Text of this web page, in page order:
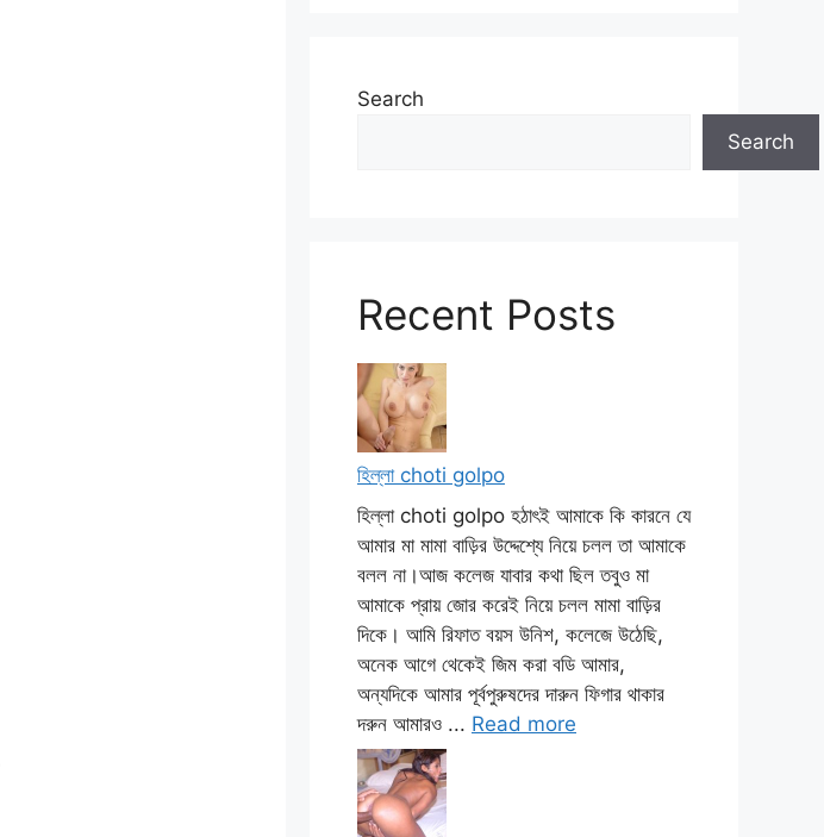
Search
Search
Recent Posts
হিল্লা choti golpo
হিল্লা choti golpo হঠাৎই আমাকে কি কারনে যে
আমার মা মামা বাড়ির উদ্দেশ্যে নিয়ে চলল তা আমাকে
বলল না।আজ কলেজ যাবার কথা ছিল তবুও মা
আমাকে প্রায় জোর করেই নিয়ে চলল মামা বাড়ির
দিকে। আমি রিফাত বয়স উনিশ, কলেজে উঠেছি,
অনেক আগে থেকেই জিম করা বডি আমার,
অন্যদিকে আমার পূর্বপুরুষদের দারুন ফিগার থাকার
দরুন আমারও ... Read more